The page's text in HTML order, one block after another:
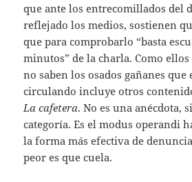
que ante los entrecomillados del
reflejado los medios, sostienen
que para comprobarlo “basta
minutos” de la charla. Como
no saben los osados gañanes
circulando incluye otros
La cafetera. No es una anécdota,
categoría. Es el modus operandi
la forma más efectiva de
peor es que cuela.